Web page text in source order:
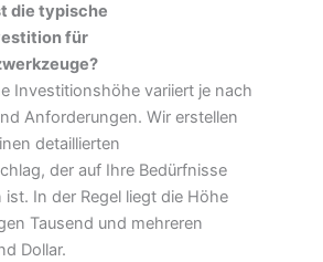
die typische
für
Investitionshöhe variiert je nach
Anforderungen. Wir erstellen
detaillierten
der auf Ihre Bedürfnisse
In der Regel liegt die Höhe
Tausend und mehreren
Dollar.